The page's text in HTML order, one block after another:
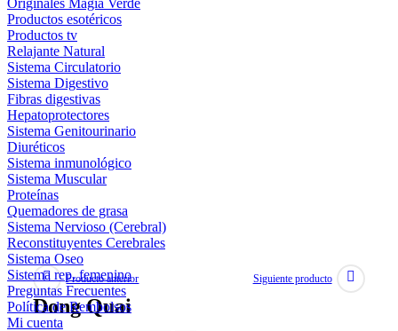
Originales Magia Verde
Productos esotéricos
Productos tv
Relajante Natural
Sistema Circulatorio
Sistema Digestivo
Fibras digestivas
Hepatoprotectores
Sistema Genitourinario
Diuréticos
Sistema inmunológico
Sistema Muscular
Proteínas
Quemadores de grasa
Sistema Nervioso (Cerebral)
Reconstituyentes Cerebrales
Sistema Oseo
Sistema rep. femenino
Preguntas Frecuentes
Política de Rembolsos
Mi cuenta
Producto anterior Siguiente producto
Dong Quai